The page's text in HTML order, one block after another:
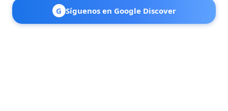
G Síguenos en Google Discover